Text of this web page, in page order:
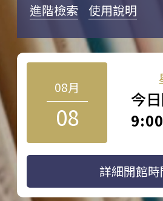
進階檢索 使用說明
08月
08
今
詳細開館時